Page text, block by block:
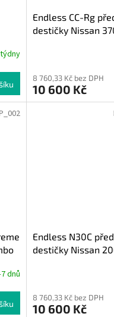
Endless CC-Rg
destičky Nissan
8 760,33 Kč bez DPH
10 600 Kč
dnů
Endless N30C
destičky Nissan
8 760,33 Kč bez DPH
10 600 Kč